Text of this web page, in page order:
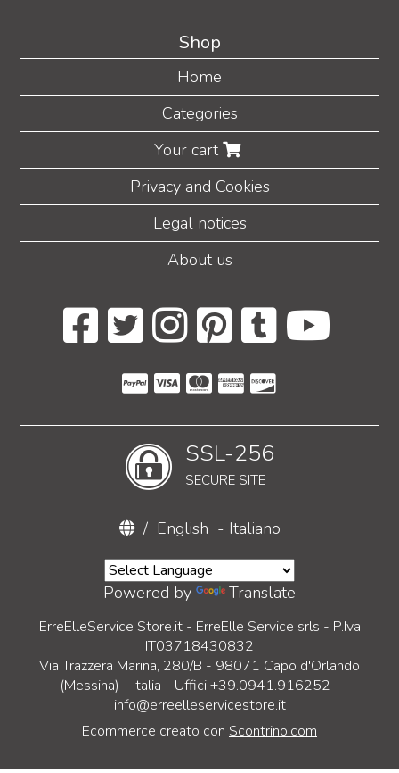
Shop
Home
Categories
Your cart
Privacy and Cookies
Legal notices
About us
SSL-256
SECURE SITE
/ English - Italiano
Powered by Translate
ErreElleService Store.it - ErreElle Service srls - P.Iva
IT03718430832
Via Trazzera Marina, 280/B - 98071 Capo d'Orlando
(Messina) - Italia - Uffici +39.0941.916252 -
info@erreelleservicestore.it
Ecommerce creato con Scontrino.com